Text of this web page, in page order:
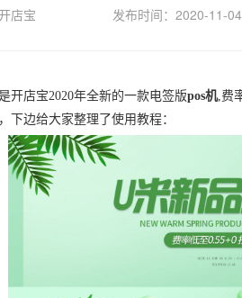
店宝 发布时间：2020-11-04
开店宝2020年全新的一款电签版pos机,费
下边给大家整理了使用教程：